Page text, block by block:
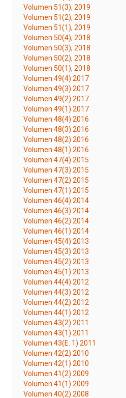
Volumen 51(3), 2019
Volumen 51(2), 2019
Volumen 51(1), 2019
Volumen 50(4), 2018
Volumen 50(3), 2018
Volumen 50(2), 2018
Volumen 50(1), 2018
Volumen 49(4) 2017
Volumen 49(3) 2017
Volumen 49(2) 2017
Volumen 49(1) 2017
Volumen 48(4) 2016
Volumen 48(3) 2016
Volumen 48(2) 2016
Volumen 48(1) 2016
Volumen 47(4) 2015
Volumen 47(3) 2015
Volumen 47(2) 2015
Volumen 47(1) 2015
Volumen 46(4) 2014
Volumen 46(3) 2014
Volumen 46(2) 2014
Volumen 46(1) 2014
Volumen 45(4) 2013
Volumen 45(3) 2013
Volumen 45(2) 2013
Volumen 45(1) 2013
Volumen 44(4) 2012
Volumen 44(3) 2012
Volumen 44(2) 2012
Volumen 44(1) 2012
Volumen 43(2) 2011
Volumen 43(1) 2011
Volumen 43(E. 1) 2011
Volumen 42(2) 2010
Volumen 42(1) 2010
Volumen 41(2) 2009
Volumen 41(1) 2009
Volumen 40(2) 2008